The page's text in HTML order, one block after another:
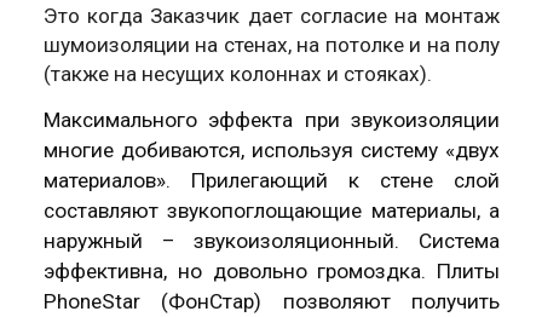
Это когда Заказчик дает согласие на монтаж
шумоизоляции на стенах, на потолке и на полу
(также на несущих колоннах и стояках).
Максимального эффекта при звукоизоляции
многие добиваются, используя систему «двух
материалов». Прилегающий к стене слой
составляют звукопоглощающие материалы, а
наружный – звукоизоляционный. Система
эффективна, но довольно громоздка. Плиты
PhoneStar (ФонСтар) позволяют получить